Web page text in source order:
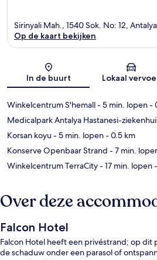
Kaart
Sirinyali Mah., 1540 Sok. No: 12,
Op de kaart bekijken
In de buurt Lokaal
Winkelcentrum S'hemall- 5 min. lopen-
Medicalpark Antalya Hastanesi-
Korsan koyu- 5 min. lopen- 0.5 km
Konserve Openbaar Strand - 7 min.
Winkelcentrum TerraCity- 17 min. lopen
Over deze
Falcon Hotel
Falcon Hotel heeft een privéstrand; op dit
de schaduw onder een parasol of